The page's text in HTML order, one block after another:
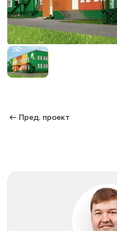
и эмали
Пред. проект